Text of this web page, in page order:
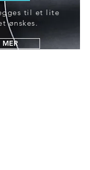
til et lite
ønskes.
MER